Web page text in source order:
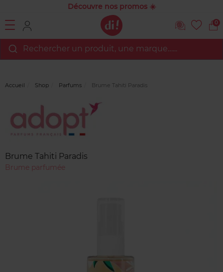
Découvre nos promos ☀️
0
Rechercher un produit, une marque…...
Accueil Shop Parfums Brume Tahiti Paradis
Brume Tahiti Paradis
Brume parfumée